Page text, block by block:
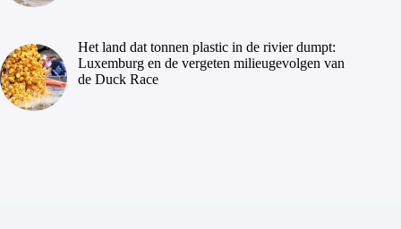
Het land dat tonnen plastic in de rivier dumpt:
Luxemburg en de vergeten milieugevolgen van
de Duck Race